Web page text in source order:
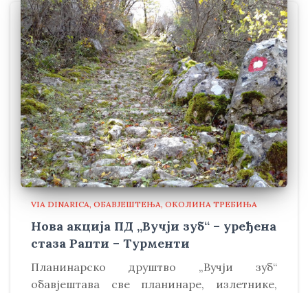
VIA DINARICA ОБАВЈЕШТЕЊА ОКОЛИНА ТРЕБИЊА
Нова акција ПД „Вучји зуб“ – уређена
стаза Рапти – Турменти
Планинарско друштво „Вучји зуб“
обавјештава све планинаре, излетнике,